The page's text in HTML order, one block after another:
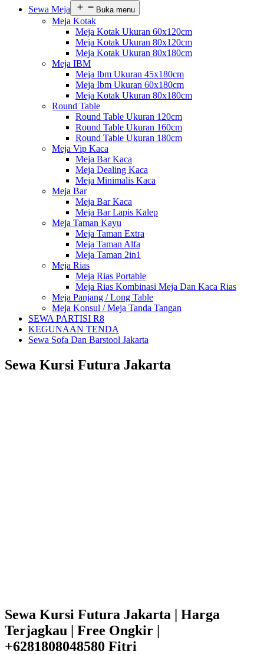
Sewa Meja
Buka menu
Meja Kotak
Meja Kotak Ukuran 60x120cm
Meja Kotak Ukuran 80x120cm
Meja Kotak Ukuran 80x180cm
Meja IBM
Meja Ibm Ukuran 45x180cm
Meja Ibm Ukuran 60x180cm
Meja Kotak Ukuran 80x180cm
Round Table
Round Table Ukuran 120cm
Round Table Ukuran 160cm
Round Table Ukuran 180cm
Meja Vip Kaca
Meja Bar Kaca
Meja Dealing Kaca
Meja Minimalis Kaca
Meja Bar
Meja Bar Kaca
Meja Bar Lapis Kalep
Meja Taman Kayu
Meja Taman Extra
Meja Taman Alfa
Meja Taman 2in1
Meja Rias
Meja Rias Portable
Meja Rias Kombinasi Meja Dan Kaca Rias
Meja Panjang / Long Table
Meja Konsul / Meja Tanda Tangan
SEWA PARTISI R8
KEGUNAAN TENDA
Sewa Sofa Dan Barstool Jakarta
Sewa Kursi Futura Jakarta
Sewa Kursi Futura Jakarta | Harga
Terjagkau | Free Ongkir |
+6281808048580 Fitri